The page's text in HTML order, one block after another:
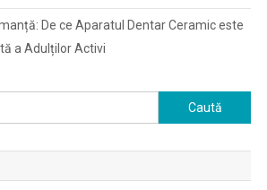
De ce Aparatul Dentar Ceramic este
a Adulților Activi
Caută
după: